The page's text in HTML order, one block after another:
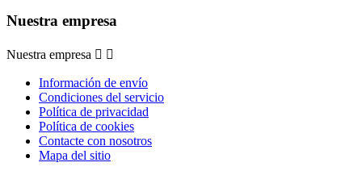
Nuestra empresa
Nuestra empresa  
Información de envío
Condiciones del servicio
Política de privacidad
Política de cookies
Contacte con nosotros
Mapa del sitio